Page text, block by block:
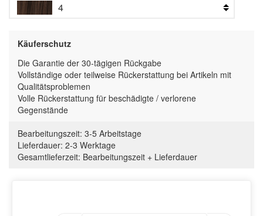
4
Käuferschutz
Die Garantie der 30-tägigen Rückgabe
Vollständige oder teilweise Rückerstattung bei Artikeln mit
Qualitätsproblemen
Volle Rückerstattung für beschädigte / verlorene
Gegenstände
Bearbeitungszeit: 3-5 Arbeitstage
Lieferdauer: 2-3 Werktage
Gesamtlieferzeit: Bearbeitungszeit + Lieferdauer